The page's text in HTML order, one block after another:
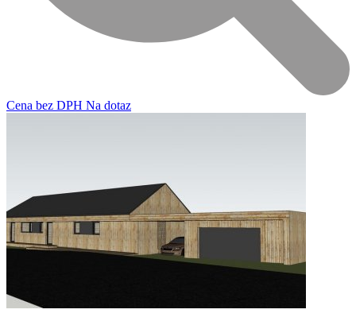
Cena bez DPH Na dotaz